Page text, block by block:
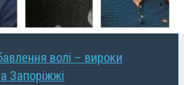
волі – вироки
Запоріжжі